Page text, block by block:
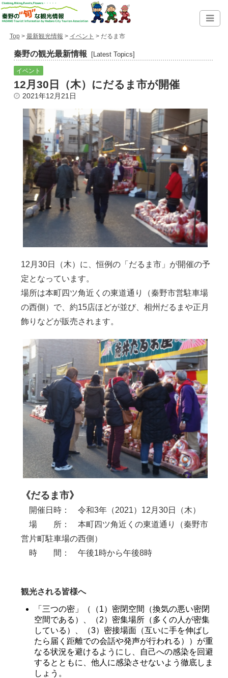
Top> 最新観光情報 > イベント > だるま市
秦野の観光最新情報 [Latest Topics]
イベント
12月30日（木）にだるま市が開催
2021年12月21日
12月30日（木）に、恒例の「だるま市」が開催の予
定となっています。
場所は本町四ツ角近くの東道通り（秦野市営駐車場
の西側）で、約15店ほどが並び、相州だるまや正月
飾りなどが販売されます。
《だるま市》
開催日時： 令和3年（2021）12月30日（木）
場 所： 本町四ツ角近くの東道通り（秦野市
営片町駐車場の西側）
時 間： 午後1時から午後8時
観光される皆様へ
「三つの密」（（1）密閉空間（換気の悪い密閉
空間である）、（2）密集場所（多くの人が密集
している）、（3）密接場面（互いに手を伸ばし
たら届く距離での会話や発声が行われる））が重
なる状況を避けるようにし、自己への感染を回避
するとともに、他人に感染させないよう徹底しま
しょう。